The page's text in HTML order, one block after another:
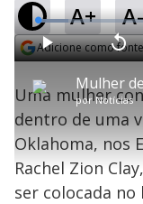
A+ A-
Adicione como
porNotícias
P V
t
a
r
0
e
g
n
d
s
L
o
a
d
e
0
7
0
Uma mulher
dentro de uma
Oklahoma, nos
Rachel Zion
ser colocada